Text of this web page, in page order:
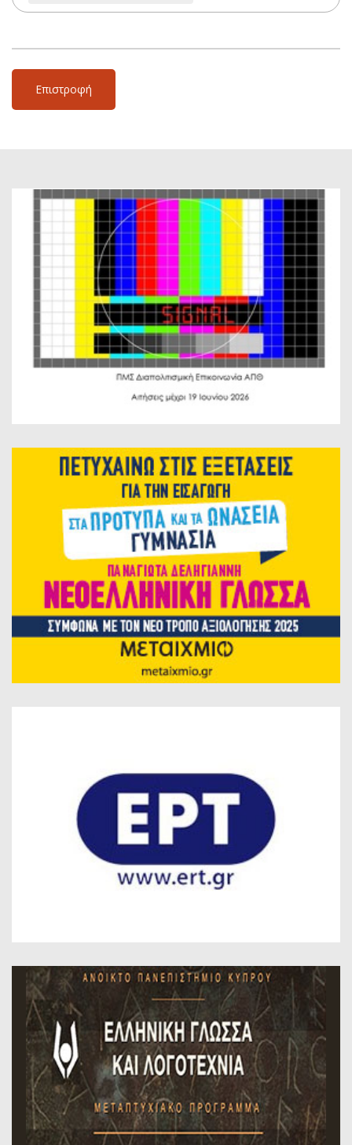
Επιστροφή